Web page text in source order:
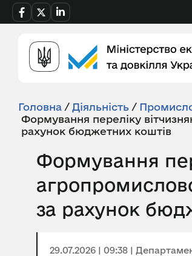
Головна / Діяльність /
Формування переліку
рахунок бюджетних коштів
Формування
за рахунок
29.07.2026 | 09:38 |